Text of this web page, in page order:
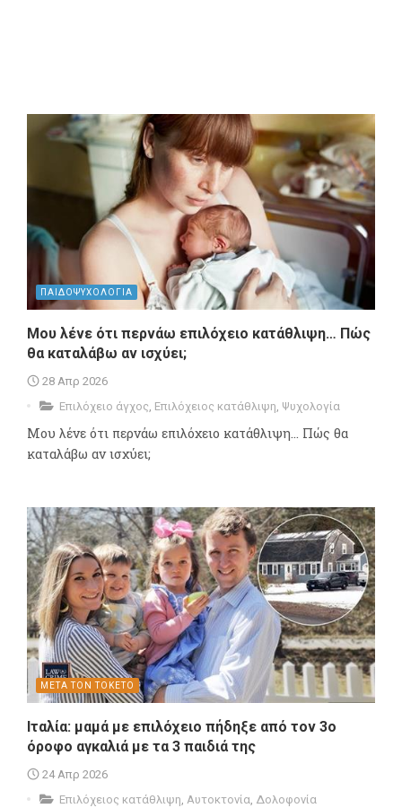
ΠΑΙΔΟΨΥΧΟΛΟΓΙΑ
Μου λένε ότι περνάω επιλόχειο κατάθλιψη… Πώς
θα καταλάβω αν ισχύει;
28 Απρ 2026
Επιλόχειο άγχος, Επιλόχειος κατάθλιψη, Ψυχολογία
Μου λένε ότι περνάω επιλόχειο κατάθλιψη… Πώς θα
καταλάβω αν ισχύει;
ΜΕΤΑ ΤΟΝ ΤΟΚΕΤΟ
Ιταλία: μαμά με επιλόχειο πήδηξε από τον 3ο
όροφο αγκαλιά με τα 3 παιδιά της
24 Απρ 2026
Επιλόχειος κατάθλιψη, Αυτοκτονία, Δολοφονία